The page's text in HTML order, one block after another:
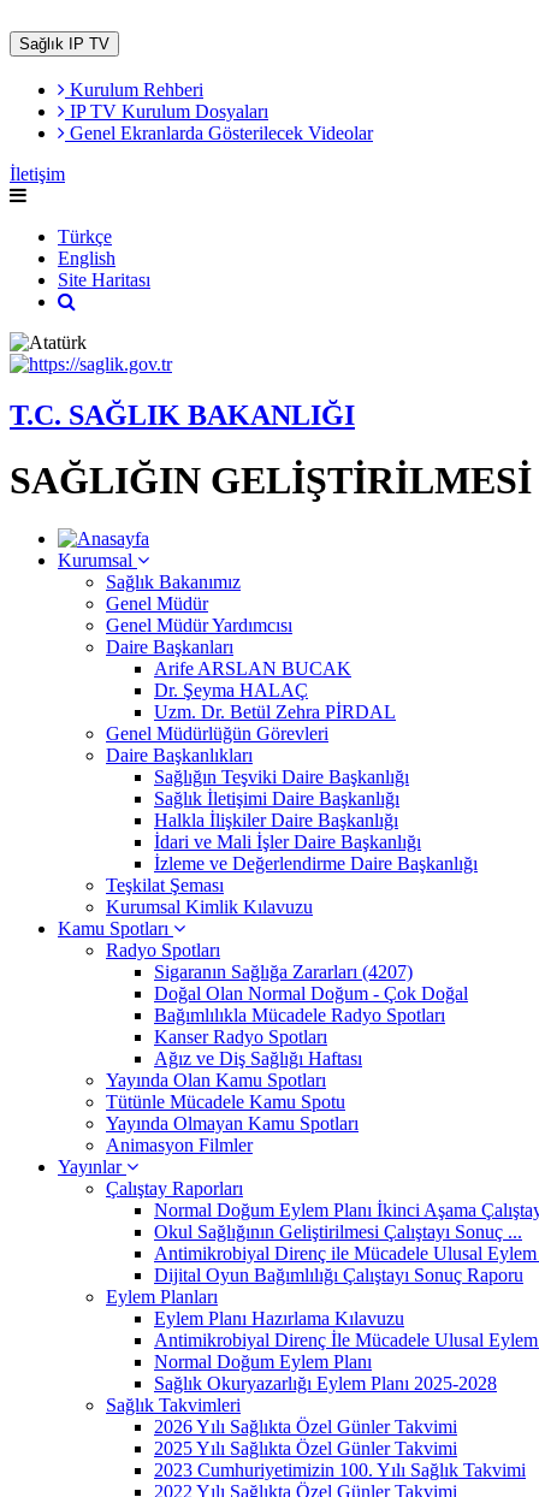
Sağlık IP TV
Kurulum Rehberi
IP TV Kurulum Dosyaları
Genel Ekranlarda Gösterilecek Videolar
İletişim
Türkçe
English
Site Haritası
T.C. SAĞLIK BAKANLIĞI
SAĞLIĞIN
Kurumsal
Sağlık Bakanımız
Genel Müdür
Genel Müdür Yardımcısı
Daire Başkanları
Arife ARSLAN BUCAK
Dr. Şeyma HALAÇ
Uzm. Dr. Betül Zehra PİRDAL
Genel Müdürlüğün Görevleri
Daire Başkanlıkları
Sağlığın Teşviki Daire Başkanlığı
Sağlık İletişimi Daire Başkanlığı
Halkla İlişkiler Daire Başkanlığı
İdari ve Mali İşler Daire Başkanlığı
İzleme ve Değerlendirme Daire Başkanlığı
Teşkilat Şeması
Kurumsal Kimlik Kılavuzu
Kamu Spotları
Radyo Spotları
Sigaranın Sağlığa Zararları (4207)
Doğal Olan Normal Doğum - Çok Doğal
Bağımlılıkla Mücadele Radyo Spotları
Kanser Radyo Spotları
Ağız ve Diş Sağlığı Haftası
Yayında Olan Kamu Spotları
Tütünle Mücadele Kamu Spotu
Yayında Olmayan Kamu Spotları
Animasyon Filmler
Yayınlar
Çalıştay Raporları
Normal Doğum Eylem Planı İkinci Aşama
Okul Sağlığının Geliştirilmesi Çalıştayı Sonuç ...
Antimikrobiyal Direnç ile Mücadele Ulusal Eylem
Dijital Oyun Bağımlılığı Çalıştayı Sonuç Raporu
Eylem Planları
Eylem Planı Hazırlama Kılavuzu
Antimikrobiyal Direnç İle Mücadele Ulusal
Normal Doğum Eylem Planı
Sağlık Okuryazarlığı Eylem Planı 2025-2028
Sağlık Takvimleri
2026 Yılı Sağlıkta Özel Günler Takvimi
2025 Yılı Sağlıkta Özel Günler Takvimi
2023 Cumhuriyetimizin 100. Yılı Sağlık Takvimi
2022 Yılı Sağlıkta Özel Günler Takvimi